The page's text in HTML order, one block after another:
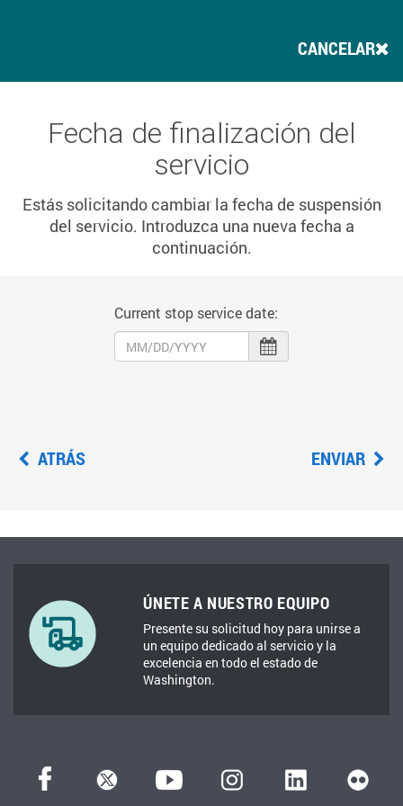
CANCELAR
Fecha de finalización del
servicio
Estás solicitando cambiar la fecha de suspensión
del servicio. Introduzca una nueva fecha a
continuación.
Current stop service date:
ATRÁS ENVIAR
ÚNETE A NUESTRO EQUIPO
Presente su solicitud hoy para unirse a
un equipo dedicado al servicio y la
excelencia en todo el estado de
Washington.